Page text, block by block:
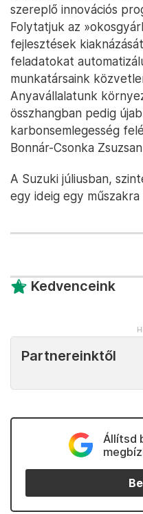
szereplő innovációs
Folytatjuk az
fejlesztések
feladatokat
munkatársaink
Anyavállalatunk
összhangban pedig
karbonsemlegesség
Bonnár-Csonka
A Suzuki júliusban,
egy ideig egy
Kedvenceink
Partnereinktől
Állítsd